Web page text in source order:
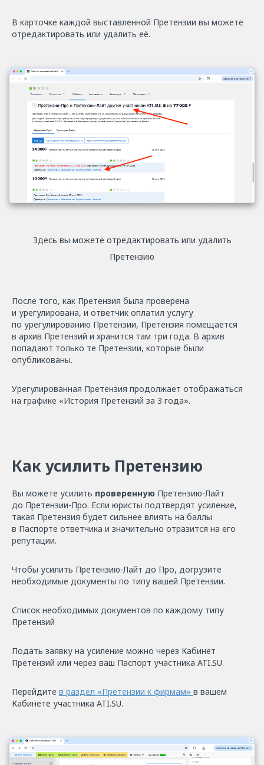
В карточке каждой выставленной Претензии вы можете
отредактировать или удалить её.
Здесь вы можете отредактировать или удалить
Претензию
После того, как Претензия была проверена
и урегулирована, и ответчик оплатил услугу
по урегулированию Претензии, Претензия помещается
в архив Претензий и хранится там три года. В архив
попадают только те Претензии, которые были
опубликованы.
Урегулированная Претензия продолжает отображаться
на графике «История Претензий за 3 года».
Как усилить Претензию
Вы можете усилить проверенную Претензию-Лайт
до Претензии-Про. Если юристы подтвердят усиление,
такая Претензия будет сильнее влиять на баллы
в Паспорте ответчика и значительно отразится на его
репутации.
Чтобы усилить Претензию-Лайт до Про, догрузите
необходимые документы по типу вашей Претензии.
Список необходимых документов по каждому типу
Претензий
Подать заявку на усиление можно через Кабинет
Претензий или через ваш Паспорт участника ATI.SU.
Перейдите в раздел «Претензии к фирмам» в вашем
Кабинете участника ATI.SU.